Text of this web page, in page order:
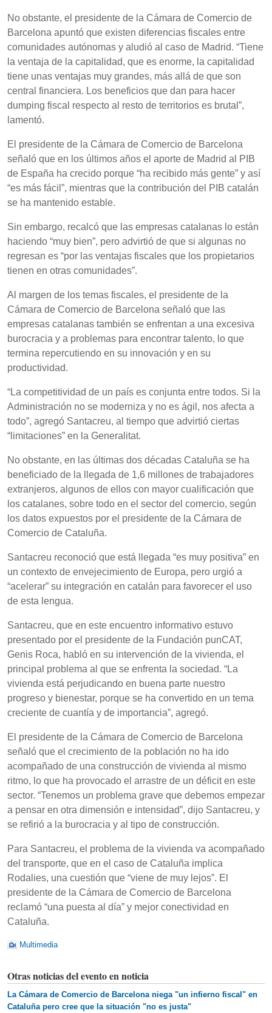
No obstante, el presidente de la Cámara de Comercio de
Barcelona apuntó que existen diferencias fiscales entre
comunidades autónomas y aludió al caso de Madrid. “Tiene
la ventaja de la capitalidad, que es enorme, la capitalidad
tiene unas ventajas muy grandes, más allá de que son
central financiera. Los beneficios que dan para hacer
dumping fiscal respecto al resto de territorios es brutal”,
lamentó.
El presidente de la Cámara de Comercio de Barcelona
señaló que en los últimos años el aporte de Madrid al PIB
de España ha crecido porque “ha recibido más gente” y así
“es más fácil”, mientras que la contribución del PIB catalán
se ha mantenido estable.
Sin embargo, recalcó que las empresas catalanas lo están
haciendo “muy bien”, pero advirtió de que si algunas no
regresan es “por las ventajas fiscales que los propietarios
tienen en otras comunidades”.
Al margen de los temas fiscales, el presidente de la
Cámara de Comercio de Barcelona señaló que las
empresas catalanas también se enfrentan a una excesiva
burocracia y a problemas para encontrar talento, lo que
termina repercutiendo en su innovación y en su
productividad.
“La competitividad de un país es conjunta entre todos. Si la
Administración no se moderniza y no es ágil, nos afecta a
todo”, agregó Santacreu, al tiempo que advirtió ciertas
“limitaciones” en la Generalitat.
No obstante, en las últimas dos décadas Cataluña se ha
beneficiado de la llegada de 1,6 millones de trabajadores
extranjeros, algunos de ellos con mayor cualificación que
los catalanes, sobre todo en el sector del comercio, según
los datos expuestos por el presidente de la Cámara de
Comercio de Cataluña.
Santacreu reconoció que está llegada “es muy positiva” en
un contexto de envejecimiento de Europa, pero urgió a
“acelerar” su integración en catalán para favorecer el uso
de esta lengua.
Santacreu, que en este encuentro informativo estuvo
presentado por el presidente de la Fundación punCAT,
Genis Roca, habló en su intervención de la vivienda, el
principal problema al que se enfrenta la sociedad. “La
vivienda está perjudicando en buena parte nuestro
progreso y bienestar, porque se ha convertido en un tema
creciente de cuantía y de importancia”, agregó.
El presidente de la Cámara de Comercio de Barcelona
señaló que el crecimiento de la población no ha ido
acompañado de una construcción de vivienda al mismo
ritmo, lo que ha provocado el arrastre de un déficit en este
sector. “Tenemos un problema grave que debemos empezar
a pensar en otra dimensión e intensidad”, dijo Santacreu, y
se refirió a la burocracia y al tipo de construcción.
Para Santacreu, el problema de la vivienda va acompañado
del transporte, que en el caso de Cataluña implica
Rodalies, una cuestión que “viene de muy lejos”. El
presidente de la Cámara de Comercio de Barcelona
reclamó “una puesta al día” y mejor conectividad en
Cataluña.
Multimedia
Otras noticias del evento en noticia
La Cámara de Comercio de Barcelona niega "un infierno fiscal" en
Cataluña pero cree que la situación "no es justa"